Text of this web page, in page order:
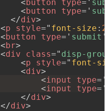
<button type= '
<button type= '
</div>
<p style=" font-size :
<button type= ' submit '
<br>
<div class=" disp-
<p style=" font-
<div>
<input type= '
<input type= '
</div>
</div>